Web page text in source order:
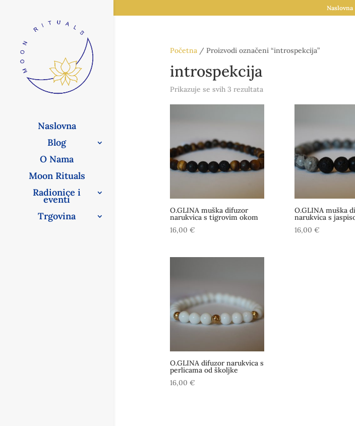
Naslovna
Naslovna
Blog
O Nama
Moon Rituals
Radionice i
eventi
Trgovina
Početna/ Proizvodi označeni “introspekcija”
introspekcija
Prikazuje se svih 3 rezultataPoredano
O.GLINA muška difuzor
narukvica s tigrovim okom
16,00 €
O.GLINA muška
narukvica s
16,00 €
O.GLINA difuzor narukvica s
perlicama od školjke
16,00 €